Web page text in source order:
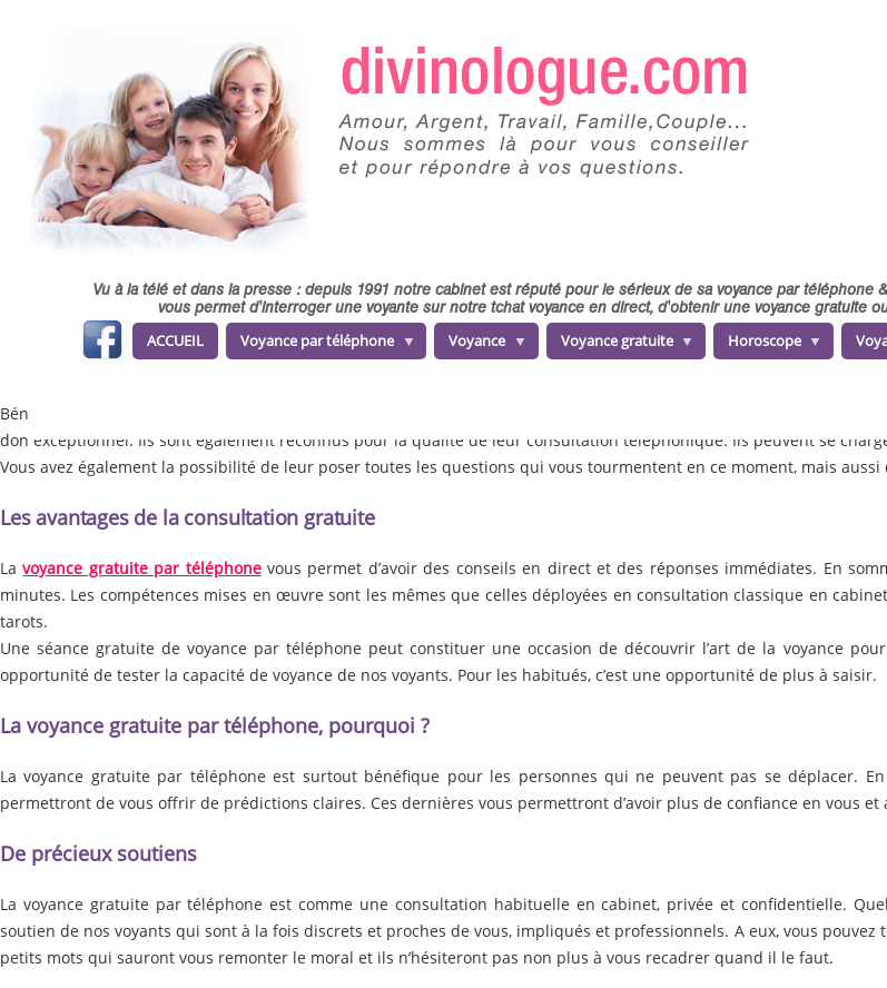
Vu à la télé et dans la presse : depuis 1991 notre cabinet est réputé pour le sérieux de sa voyance par téléphone
vous permet d'interroger une voyante sur notre tchat voyance en direct, d'obtenir une voyance gratuite
fa
ce
b
ACCUEIL Voyance par téléphone Voyance Voyance gratuite Horoscope
Bénéficiez d’une
don exceptionnel. Ils sont également reconnus pour la qualité de leur consultation téléphonique. Ils peuvent se
Vous avez également la possibilité de leur poser toutes les questions qui vous tourmentent en ce moment, mais aussi
Les avantages de la consultation gratuite
Lavoyance gratuite par téléphonevous permet d’avoir des conseils en direct et des réponses immédiates. En
minutes. Les compétences mises en œuvre sont les mêmes que celles déployées en consultation classique en
tarots.
Une séance gratuite de voyance par téléphone peut constituer une occasion de découvrir l’art de la voyance
opportunité de tester la capacité de voyance de nos voyants. Pour les habitués, c’est une opportunité de plus à saisir.
La voyance gratuite par téléphone, pourquoi ?
La voyance gratuite par téléphone est surtout bénéfique pour les personnes qui ne peuvent pas se déplacer.
permettront de vous offrir de prédictions claires. Ces dernières vous permettront d’avoir plus de confiance en vous
De précieux soutiens
La voyance gratuite par téléphone est comme une consultation habituelle en cabinet, privée et confidentielle.
soutien de nos voyants qui sont à la fois discrets et proches de vous, impliqués et professionnels. A eux, vous
petits mots qui sauront vous remonter le moral et ils n’hésiteront pas non plus à vous recadrer quand il le faut.